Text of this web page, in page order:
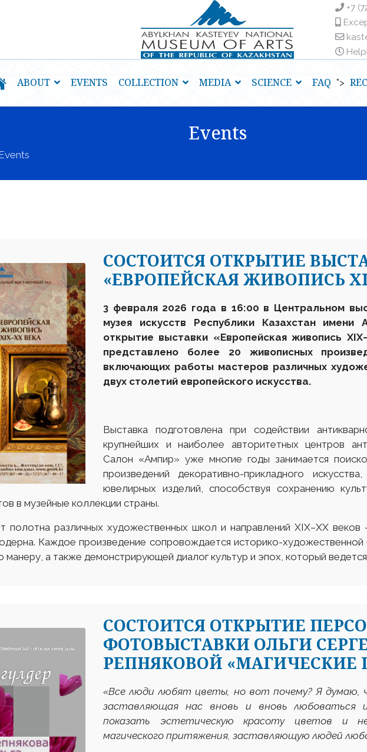
+7
ABOUT EVENTS COLLECTION MEDIA SCIENCE FAQ ">
Events
СОСТОИТСЯ ОТКРЫТИЕ
«ЕВРОПЕЙСКАЯ ЖИВОПИСЬ
3 февраля 2026 года в 16:00 в Центральном
музея искусств Республики Казахстан имени
открытие выставки «Европейская живопись
представлено более 20 живописных
включающих работы мастеров различных
двух столетий европейского искусства.
Выставка подготовлена при содействии
крупнейших и наиболее авторитетных центров
Салон «Ампир» уже многие годы занимается
произведений декоративно-прикладного
ювелирных изделий, способствуя сохранению
в музейные коллекции страны.
полотна различных художественных школ и направлений XIX–XX
Каждое произведение сопровождается историко-художественной
манеру, а также демонстрирующей диалог культур и эпох, который
СОСТОИТСЯ ОТКРЫТИЕ
ФОТОВЫСТАВКИ ОЛЬГИ
РЕПНЯКОВОЙ «МАГИЧЕСКИЕ
«Все люди любят цветы, но вот почему? Я думаю,
заставляющая нас вновь и вновь любоваться
показать эстетическую красоту цветов и
магического притяжения, заставляющую людей